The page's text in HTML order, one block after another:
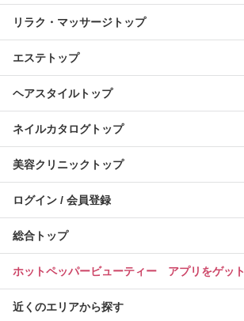
リラク・マッサージトップ
エステトップ
ヘアスタイルトップ
ネイルカタログトップ
美容クリニックトップ
ログイン / 会員登録
総合トップ
ホットペッパービューティー アプリをゲット
近くのエリアから探す